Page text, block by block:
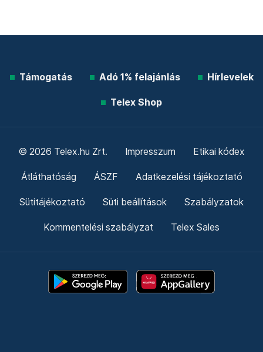
Támogatás Adó 1% felajánlás Hírlevelek
Telex Shop
© 2026 Telex.hu Zrt. Impresszum Etikai kódex
Átláthatóság ÁSZF Adatkezelési tájékoztató
Sütitájékoztató Süti beállítások Szabályzatok
Kommentelési szabályzat Telex Sales